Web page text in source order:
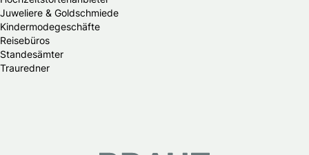
Juweliere & Goldschmiede
Kindermodegeschäfte
Reisebüros
Standesämter
Trauredner